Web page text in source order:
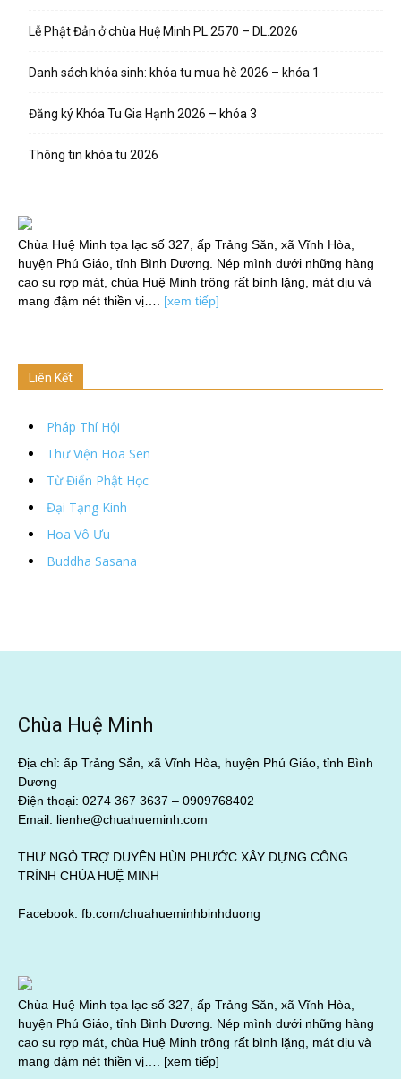
Lễ Phật Đản ở chùa Huệ Minh PL.2570 – DL.2026
Danh sách khóa sinh: khóa tu mua hè 2026 – khóa 1
Đăng ký Khóa Tu Gia Hạnh 2026 – khóa 3
Thông tin khóa tu 2026
Chùa Huệ Minh tọa lạc số 327, ấp Trảng Săn, xã Vĩnh Hòa,
huyện Phú Giáo, tỉnh Bình Dương. Nép mình dưới những hàng
cao su rợp mát, chùa Huệ Minh trông rất bình lặng, mát dịu và
mang đậm nét thiền vị…. [xem tiếp]
Liên Kết
Pháp Thí Hội
Thư Viện Hoa Sen
Từ Điển Phật Học
Đại Tạng Kinh
Hoa Vô Ưu
Buddha Sasana
Chùa Huệ Minh
Địa chỉ: ấp Trảng Sắn, xã Vĩnh Hòa, huyện Phú Giáo, tỉnh Bình
Dương
Điện thoại: 0274 367 3637 – 0909768402
Email: lienhe@chuahueminh.com
THƯ NGỎ TRỢ DUYÊN HÙN PHƯỚC XÂY DỰNG CÔNG
TRÌNH CHÙA HUỆ MINH
Facebook: fb.com/chuahueminhbinhduong
Chùa Huệ Minh tọa lạc số 327, ấp Trảng Săn, xã Vĩnh Hòa,
huyện Phú Giáo, tỉnh Bình Dương. Nép mình dưới những hàng
cao su rợp mát, chùa Huệ Minh trông rất bình lặng, mát dịu và
mang đậm nét thiền vị…. [xem tiếp]